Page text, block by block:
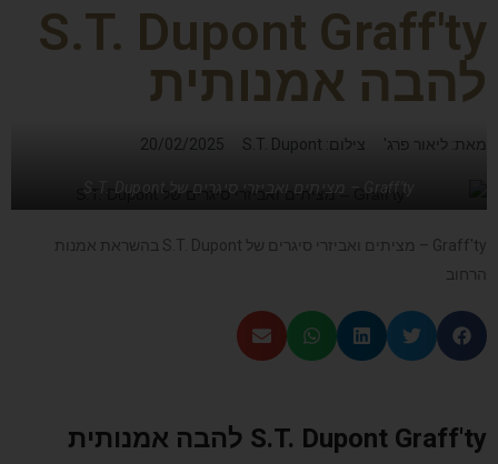
S.T. Dupont Graff'ty
להבה אמנותית
מאת: ליאור פרג' צילום: S.T. Dupont 20/02/2025
Graff'ty – מציתים ואביזרי סיגרים של S.T. Dupont
Graff'ty – מציתים ואביזרי סיגרים של S.T. Dupont בהשראת אמנות
הרחוב
S.T. Dupont Graff'ty להבה אמנותית